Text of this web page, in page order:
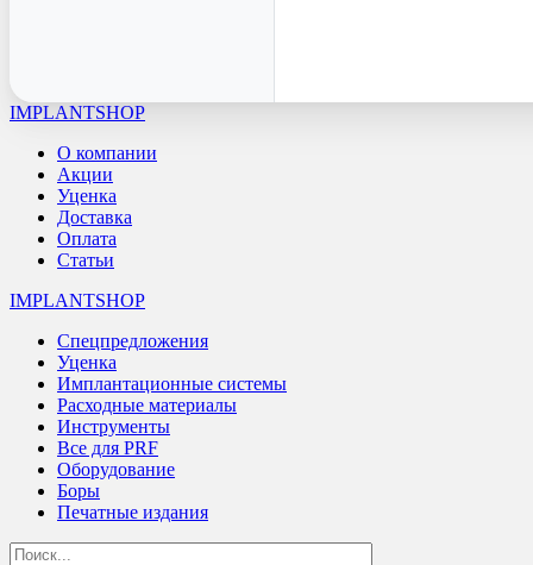
IMPLANTSHOP
О компании
Акции
Уценка
Доставка
Оплата
Статьи
IMPLANTSHOP
Спецпредложения
Уценка
Имплантационные системы
Расходные материалы
Инструменты
Все для PRF
Оборудование
Боры
Печатные издания